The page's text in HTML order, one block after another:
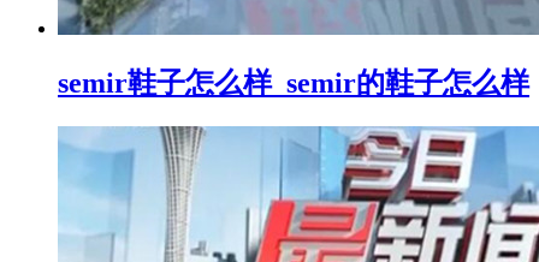
semir鞋子怎么样_semir的鞋子怎么样